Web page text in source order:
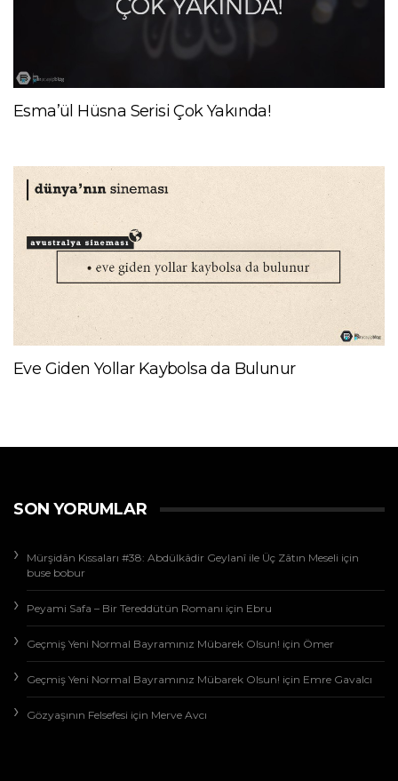
Esma’ül Hüsna Serisi Çok Yakında!
Eve Giden Yollar Kaybolsa da Bulunur
SON YORUMLAR
Mürşidân Kıssaları #38: Abdülkâdir Geylanî ile Üç Zâtın Meseli için
buse bobur
Peyami Safa – Bir Tereddütün Romanı için Ebru
Geçmiş Yeni Normal Bayramınız Mübarek Olsun! için Ömer
Geçmiş Yeni Normal Bayramınız Mübarek Olsun! için Emre Gavalcı
Gözyaşının Felsefesi için Merve Avcı